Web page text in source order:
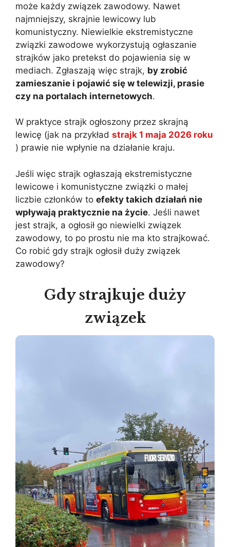
może każdy związek zawodowy. Nawet
najmniejszy, skrajnie lewicowy lub
komunistyczny. Niewielkie ekstremistyczne
związki zawodowe wykorzystują ogłaszanie
strajków jako pretekst do pojawienia się w
mediach. Zgłaszają więc strajk, by zrobić
zamieszanie i pojawić się w telewizji, prasie
czy na portalach internetowych.
W praktyce strajk ogłoszony przez skrajną
lewicę (jak na przykład strajk 1 maja 2026 roku
) prawie nie wpłynie na działanie kraju.
Jeśli więc strajk ogłaszają ekstremistyczne
lewicowe i komunistyczne związki o małej
liczbie członków to efekty takich działań nie
wpływają praktycznie na życie. Jeśli nawet
jest strajk, a ogłosił go niewielki związek
zawodowy, to po prostu nie ma kto strajkować.
Co robić gdy strajk ogłosił duży związek
zawodowy?
Gdy strajkuje duży
związek